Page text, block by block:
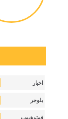
اخبار
بلوجر
فوتوشوب